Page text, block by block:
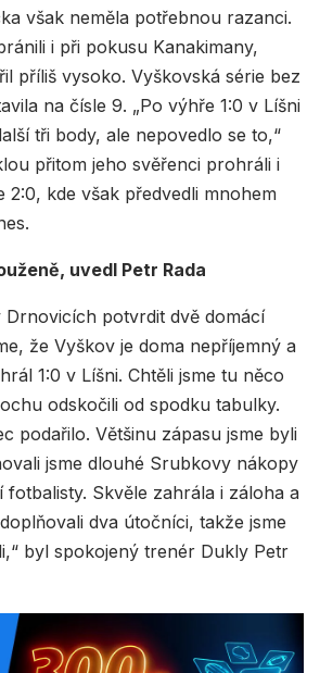
však neměla potřebnou razanci.
i při pokusu Kanakimany,
příliš vysoko. Vyškovská série bez
na čísle 9. „Po výhře 1:0 v Líšni
tři body, ale nepovedlo se to,“
přitom jeho svěřenci prohráli i
2:0, kde však předvedli mnohem
uvedl Petr Rada
Drnovicích potvrdit dvě domácí
že Vyškov je doma nepříjemný a
1:0 v Líšni. Chtěli jsme tu něco
odskočili od spodku tabulky.
podařilo. Většinu zápasu jsme byli
jsme dlouhé Srubkovy nákopy
Skvěle zahrála i záloha a
dva útočníci, takže jsme
byl spokojený trenér Dukly Petr